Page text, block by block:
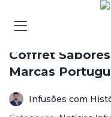
Coffret
Marcas
Infusões com